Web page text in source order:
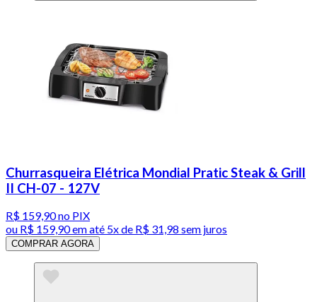
Churrasqueira Elétrica Mondial Pratic Steak & Grill
II CH-07 - 127V
R$ 159,90no PIX
ou R$ 159,90em até 5x de R$ 31,98 sem juros
COMPRAR AGORA